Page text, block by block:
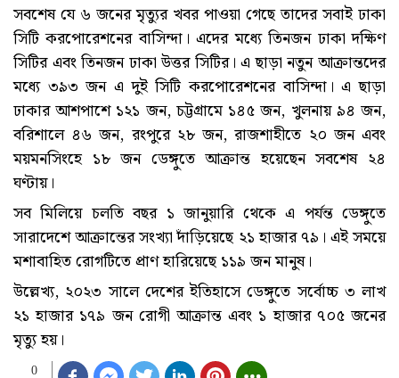
সবশেষ যে ৬ জনের মৃত্যুর খবর পাওয়া গেছে তাদের সবাই ঢাকা
সিটি করপোরেশনের বাসিন্দা। এদের মধ্যে তিনজন ঢাকা দক্ষিণ
সিটির এবং তিনজন ঢাকা উত্তর সিটির। এ ছাড়া নতুন আক্রান্তদের
মধ্যে ৩৯৩ জন এ দুই সিটি করপোরেশনের বাসিন্দা। এ ছাড়া
ঢাকার আশপাশে ১২১ জন, চট্টগ্রামে ১৪৫ জন, খুলনায় ৯৪ জন,
বরিশালে ৪৬ জন, রংপুরে ২৮ জন, রাজশাহীতে ২০ জন এবং
ময়মনসিংহে ১৮ জন ডেঙ্গুতে আক্রান্ত হয়েছেন সবশেষ ২৪
ঘণ্টায়।
সব মিলিয়ে চলতি বছর ১ জানুয়ারি থেকে এ পর্যন্ত ডেঙ্গুতে
সারাদেশে আক্রান্তের সংখ্যা দাঁড়িয়েছে ২১ হাজার ৭৯। এই সময়ে
মশাবাহিত রোগটিতে প্রাণ হারিয়েছে ১১৯ জন মানুষ।
উল্লেখ্য, ২০২৩ সালে দেশের ইতিহাসে ডেঙ্গুতে সর্বোচ্চ ৩ লাখ
২১ হাজার ১৭৯ জন রোগী আক্রান্ত এবং ১ হাজার ৭০৫ জনের
মৃত্যু হয়।
0